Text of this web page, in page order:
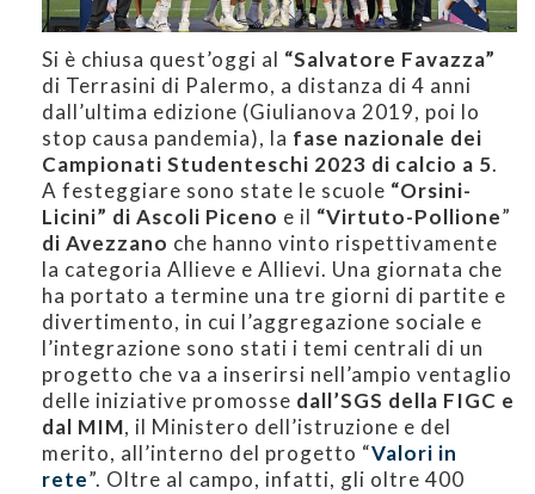
Si è chiusa quest’oggi al “Salvatore Favazza”
di Terrasini di Palermo, a distanza di 4 anni
dall’ultima edizione (Giulianova 2019, poi lo
stop causa pandemia), la fase nazionale dei
Campionati Studenteschi 2023 di calcio a 5.
A festeggiare sono state le scuole “Orsini-
Licini” di Ascoli Piceno e il “Virtuto-Pollione”
di Avezzano che hanno vinto rispettivamente
la categoria Allieve e Allievi. Una giornata che
ha portato a termine una tre giorni di partite e
divertimento, in cui l’aggregazione sociale e
l’integrazione sono stati i temi centrali di un
progetto che va a inserirsi nell’ampio ventaglio
delle iniziative promosse dall’SGS della FIGC e
dal MIM, il Ministero dell’istruzione e del
merito, all’interno del progetto “Valori in
rete”. Oltre al campo, infatti, gli oltre 400